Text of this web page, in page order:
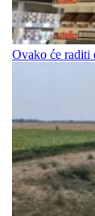
Ovako će raditi